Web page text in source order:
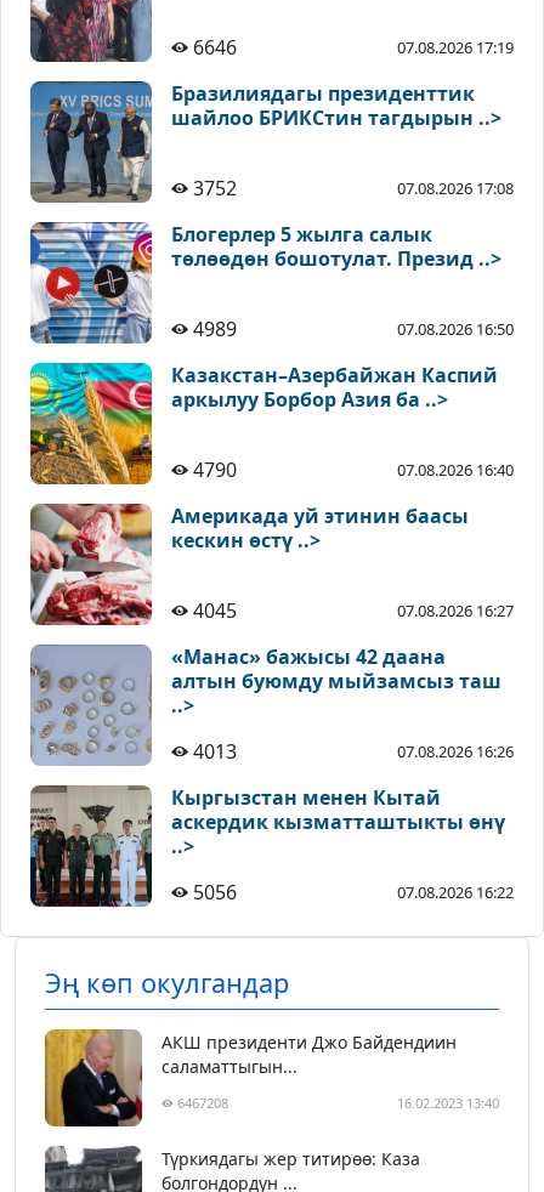
6646 07.08.2026 17:19
Бразилиядагы президенттик
шайлоо БРИКСтин тагдырын ..>
3752 07.08.2026 17:08
Блогерлер 5 жылга салык
төлөөдөн бошотулат. Презид ..>
4989 07.08.2026 16:50
Казакстан–Азербайжан Каспий
аркылуу Борбор Азия ба ..>
4790 07.08.2026 16:40
Америкада уй этинин баасы
кескин өстү ..>
4045 07.08.2026 16:27
«Манас» бажысы 42 даана
алтын буюмду мыйзамсыз таш
..>
4013
07.08.2026 16:26
Кыргызстан менен Кытай
аскердик кызматташтыкты өнү
..>
5056
07.08.2026 16:22
Эң көп окулгандар
АКШ президенти Джо Байдендиин
саламаттыгын...
6467208 16.02.2023 13:40
Түркиядагы жер титирөө: Каза
болгондордун ...